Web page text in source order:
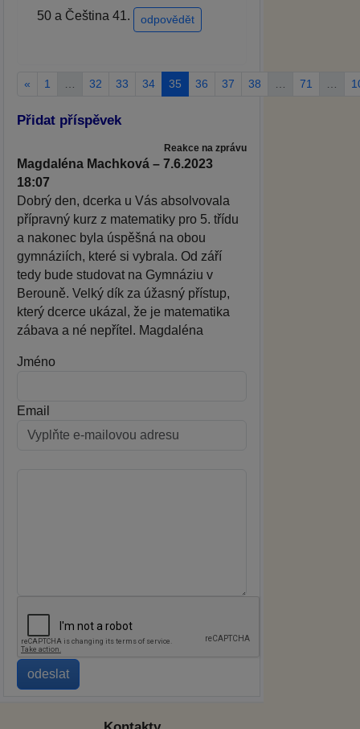
50 a Čeština 41.
odpovědět
« 1 32 33 34 35 36 37 38 71
Přidat příspěvek
Reakce na zprávu
Magdaléna Machková – 7.6.2023
18:07
Dobrý den, dcerka u Vás absolvovala
přípravný kurz z matematiky pro 5. třídu
a nakonec byla úspěšná na obou
gymnáziích, které si vybrala. Od září
tedy bude studovat na Gymnáziu v
Berouně. Velký dík za úžasný přístup,
který dcerce ukázal, že je matematika
zábava a né nepřítel. Magdaléna
Jméno
Email